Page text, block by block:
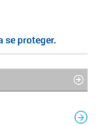
se proteger.